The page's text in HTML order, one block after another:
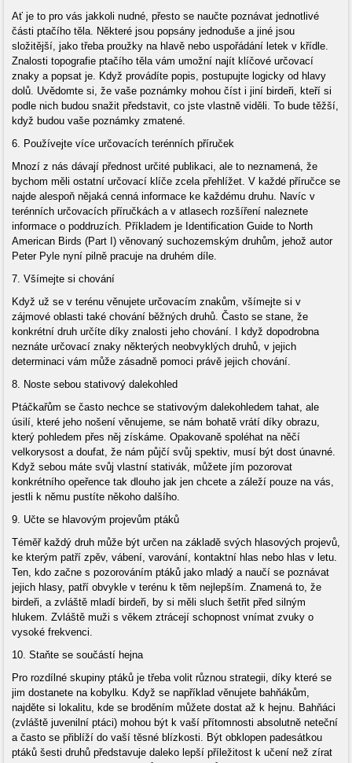
Ať je to pro vás jakkoli nudné, přesto se naučte poznávat jednotlivé
části ptačího těla. Některé jsou popsány jednoduše a jiné jsou
složitější, jako třeba proužky na hlavě nebo uspořádání letek v křídle.
Znalosti topografie ptačího těla vám umožní najít klíčové určovací
znaky a popsat je. Když provádíte popis, postupujte logicky od hlavy
dolů. Uvědomte si, že vaše poznámky mohou číst i jiní birdeři, kteří si
podle nich budou snažit představit, co jste vlastně viděli. To bude těžší,
když budou vaše poznámky zmatené.
6. Používejte více určovacích terénních příruček
Mnozí z nás dávají přednost určité publikaci, ale to neznamená, že
bychom měli ostatní určovací klíče zcela přehlížet. V každé příručce se
najde alespoň nějaká cenná informace ke každému druhu. Navíc v
terénních určovacích příručkách a v atlasech rozšíření naleznete
informace o poddruzích. Příkladem je Identification Guide to North
American Birds (Part I) věnovaný suchozemským druhům, jehož autor
Peter Pyle nyní pilně pracuje na druhém díle.
7. Všímejte si chování
Když už se v terénu věnujete určovacím znakům, všímejte si v
zájmové oblasti také chování běžných druhů. Často se stane, že
konkrétní druh určíte díky znalosti jeho chování. I když dopodrobna
neznáte určovací znaky některých neobvyklých druhů, v jejich
determinaci vám může zásadně pomoci právě jejich chování.
8. Noste sebou stativový dalekohled
Ptáčkařům se často nechce se stativovým dalekohledem tahat, ale
úsilí, které jeho nošení věnujeme, se nám bohatě vrátí díky obrazu,
který pohledem přes něj získáme. Opakovaně spoléhat na něčí
velkorysost a doufat, že nám půjčí svůj spektiv, musí být dost únavné.
Když sebou máte svůj vlastní stativák, můžete jím pozorovat
konkrétního opeřence tak dlouho jak jen chcete a záleží pouze na vás,
jestli k němu pustíte někoho dalšího.
9. Učte se hlavovým projevům ptáků
Téměř každý druh může být určen na základě svých hlasových projevů,
ke kterým patří zpěv, vábení, varování, kontaktní hlas nebo hlas v letu.
Ten, kdo začne s pozorováním ptáků jako mladý a naučí se poznávat
jejich hlasy, patří obvykle v terénu k těm nejlepším. Znamená to, že
birdeři, a zvláště mladí birdeři, by si měli sluch šetřit před silným
hlukem. Zvláště muži s věkem ztrácejí schopnost vnímat zvuky o
vysoké frekvenci.
10. Staňte se součástí hejna
Pro rozdílné skupiny ptáků je třeba volit různou strategii, díky které se
jim dostanete na kobylku. Když se například věnujete bahňákům,
najděte si lokalitu, kde se broděním můžete dostat až k hejnu. Bahňáci
(zvláště juvenilní ptáci) mohou být k vaší přítomnosti absolutně neteční
a často se přiblíží do vaší těsné blízkosti. Být obklopen padesátkou
ptáků šesti druhů představuje daleko lepší příležitost k učení než zírat